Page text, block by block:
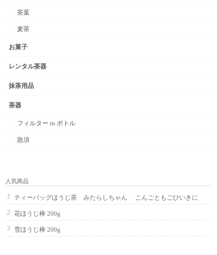
茶葉
麦茶
お菓子
レンタル茶器
抹茶用品
茶器
フィルター in ボトル
急須
人気商品
ティーバッグほうじ茶 みたらしちゃん こんごともごひいきに
花ほうじ棒 200g
雪ほうじ棒 200g